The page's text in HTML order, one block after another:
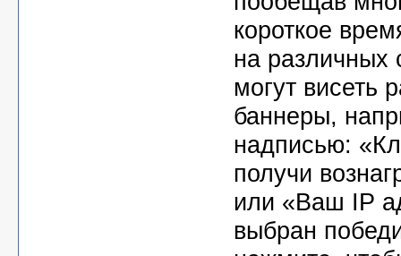
короткое
на различных
могут висеть
баннеры,
надписью:
получи
или «Ваш IP
выбран